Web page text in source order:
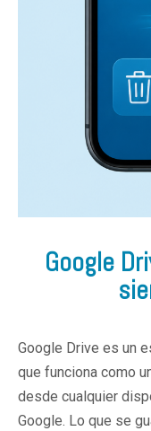
Google
Google Drive es un
que funciona como
desde cualquier
Google. Lo que se